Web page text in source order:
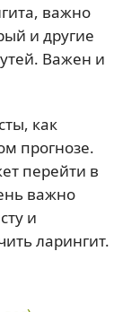
важно
и другие
Важен и
как
прогнозе.
перейти в
важно
и
ларингит.